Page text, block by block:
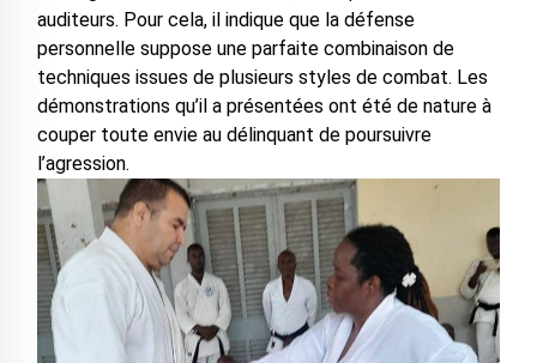
auditeurs. Pour cela, il indique que la défense
personnelle suppose une parfaite combinaison de
techniques issues de plusieurs styles de combat. Les
démonstrations qu’il a présentées ont été de nature à
couper toute envie au délinquant de poursuivre
l’agression.